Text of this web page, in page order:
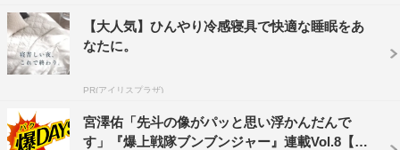
『爆上戦隊ブンブンジャー』©テレビ朝日・東映AG・東映
【大人気】ひんやり冷感寝具で快適な睡眠をあ
なたに。
PR(アイリスプラザ)
宮澤佑「先斗の像がパッと思い浮かんだんで
す」『爆上戦隊ブンブンジャー』連載Vol.8【こ